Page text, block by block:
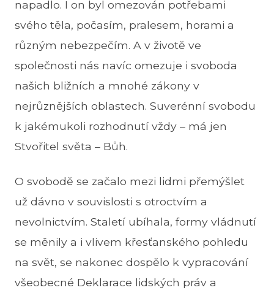
napadlo. I on byl omezován potřebami
svého těla, počasím, pralesem, horami a
různým nebezpečím. A v životě ve
společnosti nás navíc omezuje i svoboda
našich bližních a mnohé zákony v
nejrůznějších oblastech. Suverénní svobodu
k jakémukoli rozhodnutí vždy – má jen
Stvořitel světa – Bůh.
O svobodě se začalo mezi lidmi přemýšlet
už dávno v souvislosti s otroctvím a
nevolnictvím. Staletí ubíhala, formy vládnutí
se měnily a i vlivem křesťanského pohledu
na svět, se nakonec dospělo k vypracování
všeobecné Deklarace lidských práv a